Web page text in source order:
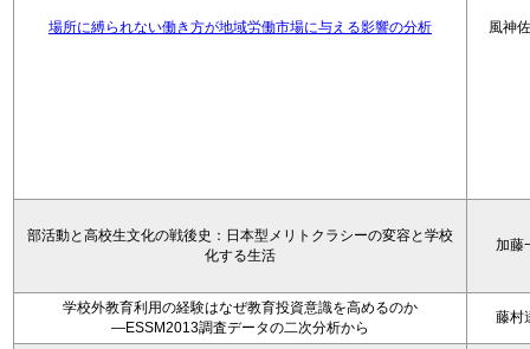
場所に縛られない働き方が地域労働市場に与える影響の分析 風神
部活動と高校生文化の戦後史：日本型メリトクラシーの変容と学校
化する生活
加藤
学校外教育利用の経験はなぜ教育投資意識を高めるのか
―ESSM2013調査データの二次分析から
藤村